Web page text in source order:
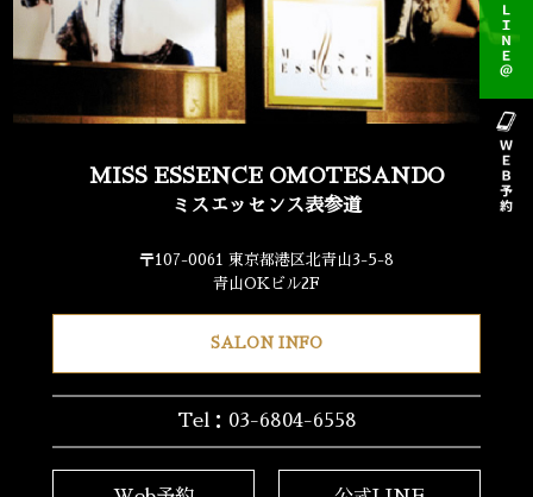
MISS ESSENCE OMOTESANDO
ミスエッセンス表参道
〒107-0061 東京都港区北青山3-5-8
青山OKビル2F
SALON INFO
Tel：03-6804-6558